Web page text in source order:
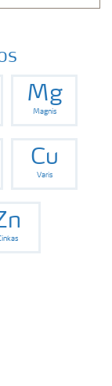
Mg
Magnis
Cu
Varis